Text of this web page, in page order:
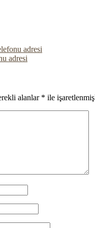
adresi
adresi
alanlar * ile